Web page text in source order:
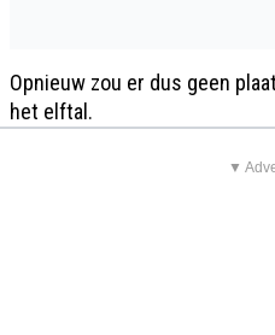
Opnieuw zou er dus geen
het elftal.
▼